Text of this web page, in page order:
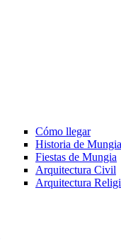
Cómo llegar
Historia de Mungia
Fiestas de Mungia
Arquitectura Civil
Arquitectura